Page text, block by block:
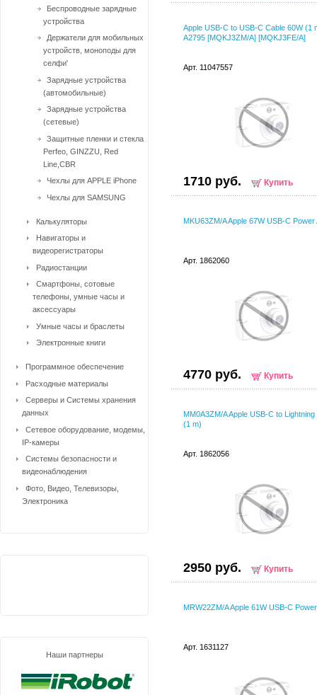
Apple USB-C to USB-C Cable 60W (1
A2795 [MQKJ3ZM/A] [MQKJ3FE/A]
Арт. 11047557
1710 руб. Купить
MKU63ZM/A Apple 67W USB-C Power
Арт. 1862060
4770 руб. Купить
MM0A3ZM/A Apple USB-C to Lightning
(1 m)
Арт. 1862056
2950 руб. Купить
MRW22ZM/A Apple 61W USB-C
Арт. 1631127
Беспроводные зарядные
устройства
Держатели для мобильных
устройств, моноподы для
селфи'
Зарядные устройства
(автомобильные)
Зарядные устройства
(сетевые)
Защитные пленки и стекла
Perfeo, GINZZU, Red
Line,CBR
Чехлы для APPLE iPhone
Чехлы для SAMSUNG
Калькуляторы
Навигаторы и
видеорегистраторы
Радиостанции
Смартфоны, сотовые
телефоны, умные часы и
аксессуары
Умные часы и браслеты
Электронные книги
Программное обеспечение
Расходные материалы
Серверы и Системы хранения
данных
Сетевое оборудование, модемы,
IP-камеры
Системы безопасности и
видеонаблюдения
Фото, Видео, Телевизоры,
Электроника
Наши партнеры